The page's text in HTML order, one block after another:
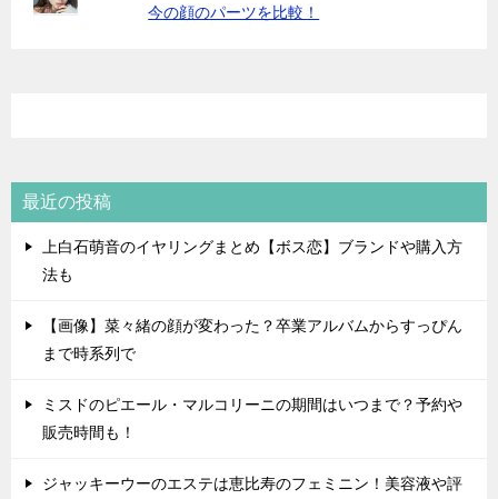
今の顔のパーツを比較！
最近の投稿
上白石萌音のイヤリングまとめ【ボス恋】ブランドや購入方
法も
【画像】菜々緒の顔が変わった？卒業アルバムからすっぴん
まで時系列で
ミスドのピエール・マルコリーニの期間はいつまで？予約や
販売時間も！
ジャッキーウーのエステは恵比寿のフェミニン！美容液や評